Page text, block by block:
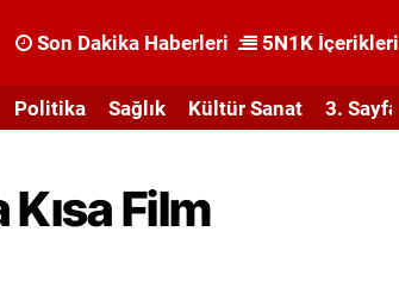
Son Dakika Haberleri 5N1K İçerikleri
Politika Sağlık Kültür Sanat 3. Sayfa
Film